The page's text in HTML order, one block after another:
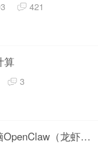
421
算
3
（龙虾）